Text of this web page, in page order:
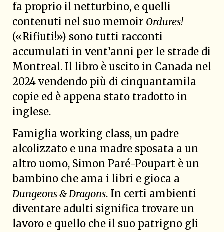
fa proprio il netturbino, e quelli
contenuti nel suo memoir Ordures!
(«Rifiuti!») sono tutti racconti
accumulati in vent’anni per le strade di
Montreal. Il libro è uscito in Canada nel
2024 vendendo più di cinquantamila
copie ed è appena stato tradotto in
inglese.
Famiglia working class, un padre
alcolizzato e una madre sposata a un
altro uomo, Simon Paré-Poupart è un
bambino che ama i libri e gioca a
Dungeons & Dragons. In certi ambienti
diventare adulti significa trovare un
lavoro e quello che il suo patrigno gli